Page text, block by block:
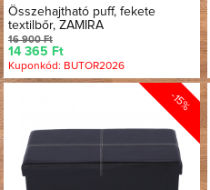
Összehajtható puff, fekete
textilbőr, ZAMIRA
16 900 Ft
14 365 Ft
Kuponkód: BUTOR2026
-15%